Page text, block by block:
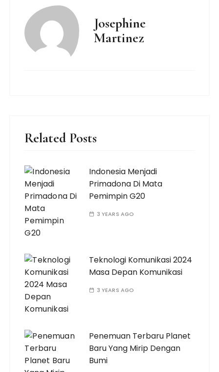
Josephine
Martinez
Related Posts
Indonesia Menjadi
Primadona Di Mata
Pemimpin G20
3 YEARS AGO
Teknologi Komunikasi 2024
Masa Depan Komunikasi
3 YEARS AGO
Penemuan Terbaru Planet
Baru Yang Mirip Dengan
Bumi